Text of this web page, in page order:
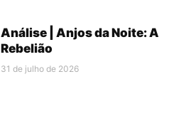
Análise | Anjos da Noite: A
Rebelião
31 de julho de 2026